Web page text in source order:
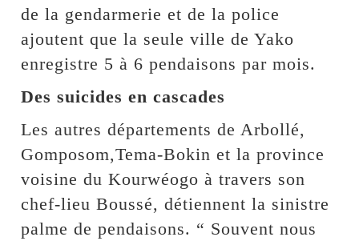
de la gendarmerie et de la police
ajoutent que la seule ville de Yako
enregistre 5 à 6 pendaisons par mois.
Des suicides en cascades
Les autres départements de Arbollé,
Gomposom,Tema-Bokin et la province
voisine du Kourwéogo à travers son
chef-lieu Boussé, détiennent la sinistre
palme de pendaisons. “ Souvent nous